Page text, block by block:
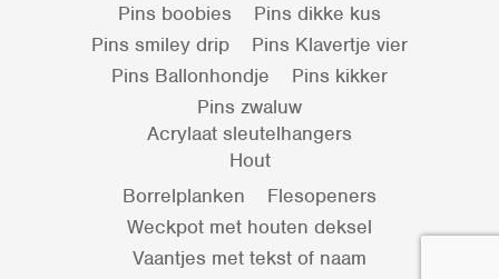
Pins boobies
Pins dikke kus
Pins smiley drip
Pins Klavertje vier
Pins Ballonhondje
Pins kikker
Pins zwaluw
Acrylaat sleutelhangers
Hout
Borrelplanken
Flesopeners
Weckpot met houten deksel
Vaantjes met tekst of naam